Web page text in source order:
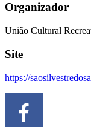
Organizador
União Cultural
Site
https://